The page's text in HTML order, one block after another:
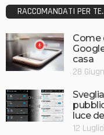
RACCOMANDATI PER
Come
casa
28
luce
12